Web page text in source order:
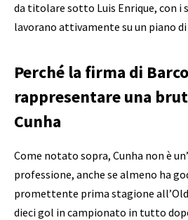
da titolare sotto Luis Enrique, con i
lavorano attivamente su un piano di
Perché la firma di
rappresentare una
Cunha
Come notato sopra, Cunha non è
professione, anche se almeno ha
promettente prima stagione
dieci gol in campionato in tutto